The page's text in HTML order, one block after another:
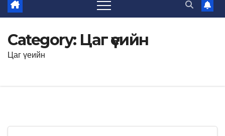
Category: Цаг үеийн
Цаг үеийн